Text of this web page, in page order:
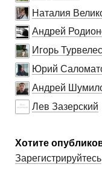
Наталия
Андрей
Игорь Турвелес
Юрий
Андрей
Лев Зазерский
Хотите
Зарегистрируйтесь